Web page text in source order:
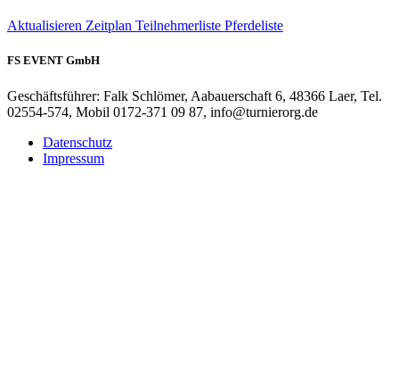
Aktualisieren Zeitplan Teilnehmerliste Pferdeliste
FS EVENT GmbH
Geschäftsführer: Falk Schlömer, Aabauerschaft 6, 48366 Laer, Tel.
02554-574, Mobil 0172-371 09 87, info@turnierorg.de
Datenschutz
Impressum